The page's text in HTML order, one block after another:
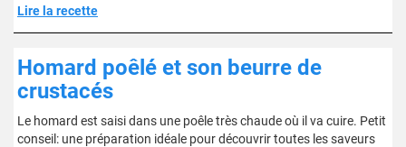
Lire la recette
Homard poêlé et son beurre de
crustacés
Le homard est saisi dans une poêle très chaude où il va cuire. Petit
conseil: une préparation idéale pour découvrir toutes les saveurs